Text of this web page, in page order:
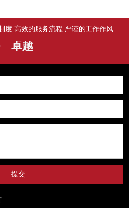
度 高效的服务流程 严谨的工作作风
卓越
提交